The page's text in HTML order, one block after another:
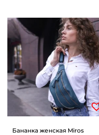
Бананка женская Miros